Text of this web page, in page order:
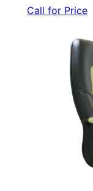
Call for Price